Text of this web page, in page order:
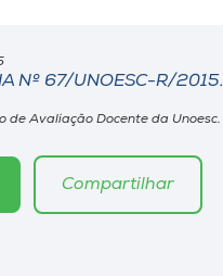
Nº 67/UNOESC-R/2015.
de Avaliação Docente da Unoesc.
Compartilhar